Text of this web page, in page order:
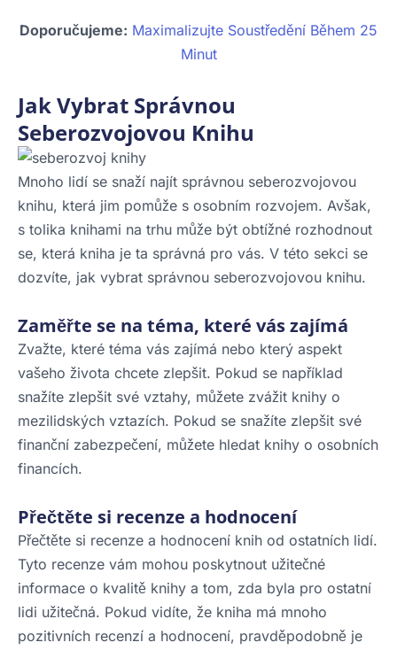
Doporučujeme: Maximalizujte Soustředění Během 25
Minut
Jak Vybrat Správnou
Seberozvojovou Knihu
Mnoho lidí se snaží najít správnou seberozvojovou
knihu, která jim pomůže s osobním rozvojem. Avšak,
s tolika knihami na trhu může být obtížné rozhodnout
se, která kniha je ta správná pro vás. V této sekci se
dozvíte, jak vybrat správnou seberozvojovou knihu.
Zaměřte se na téma, které vás zajímá
Zvažte, které téma vás zajímá nebo který aspekt
vašeho života chcete zlepšit. Pokud se například
snažíte zlepšit své vztahy, můžete zvážit knihy o
mezilidských vztazích. Pokud se snažíte zlepšit své
finanční zabezpečení, můžete hledat knihy o osobních
financích.
Přečtěte si recenze a hodnocení
Přečtěte si recenze a hodnocení knih od ostatních lidí.
Tyto recenze vám mohou poskytnout užitečné
informace o kvalitě knihy a tom, zda byla pro ostatní
lidi užitečná. Pokud vidíte, že kniha má mnoho
pozitivních recenzí a hodnocení, pravděpodobně je